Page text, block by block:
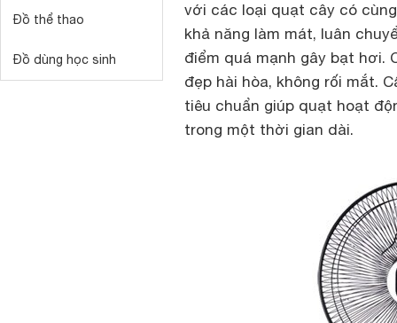
Đồ thể thao
Đồ dùng học sinh
với các loại quạt cây có
khả năng làm mát, luân
điểm quá mạnh gây bạt hơi.
đẹp hài hòa, không rối mắt.
tiêu chuẩn giúp quạt hoạt
trong một thời gian dài.